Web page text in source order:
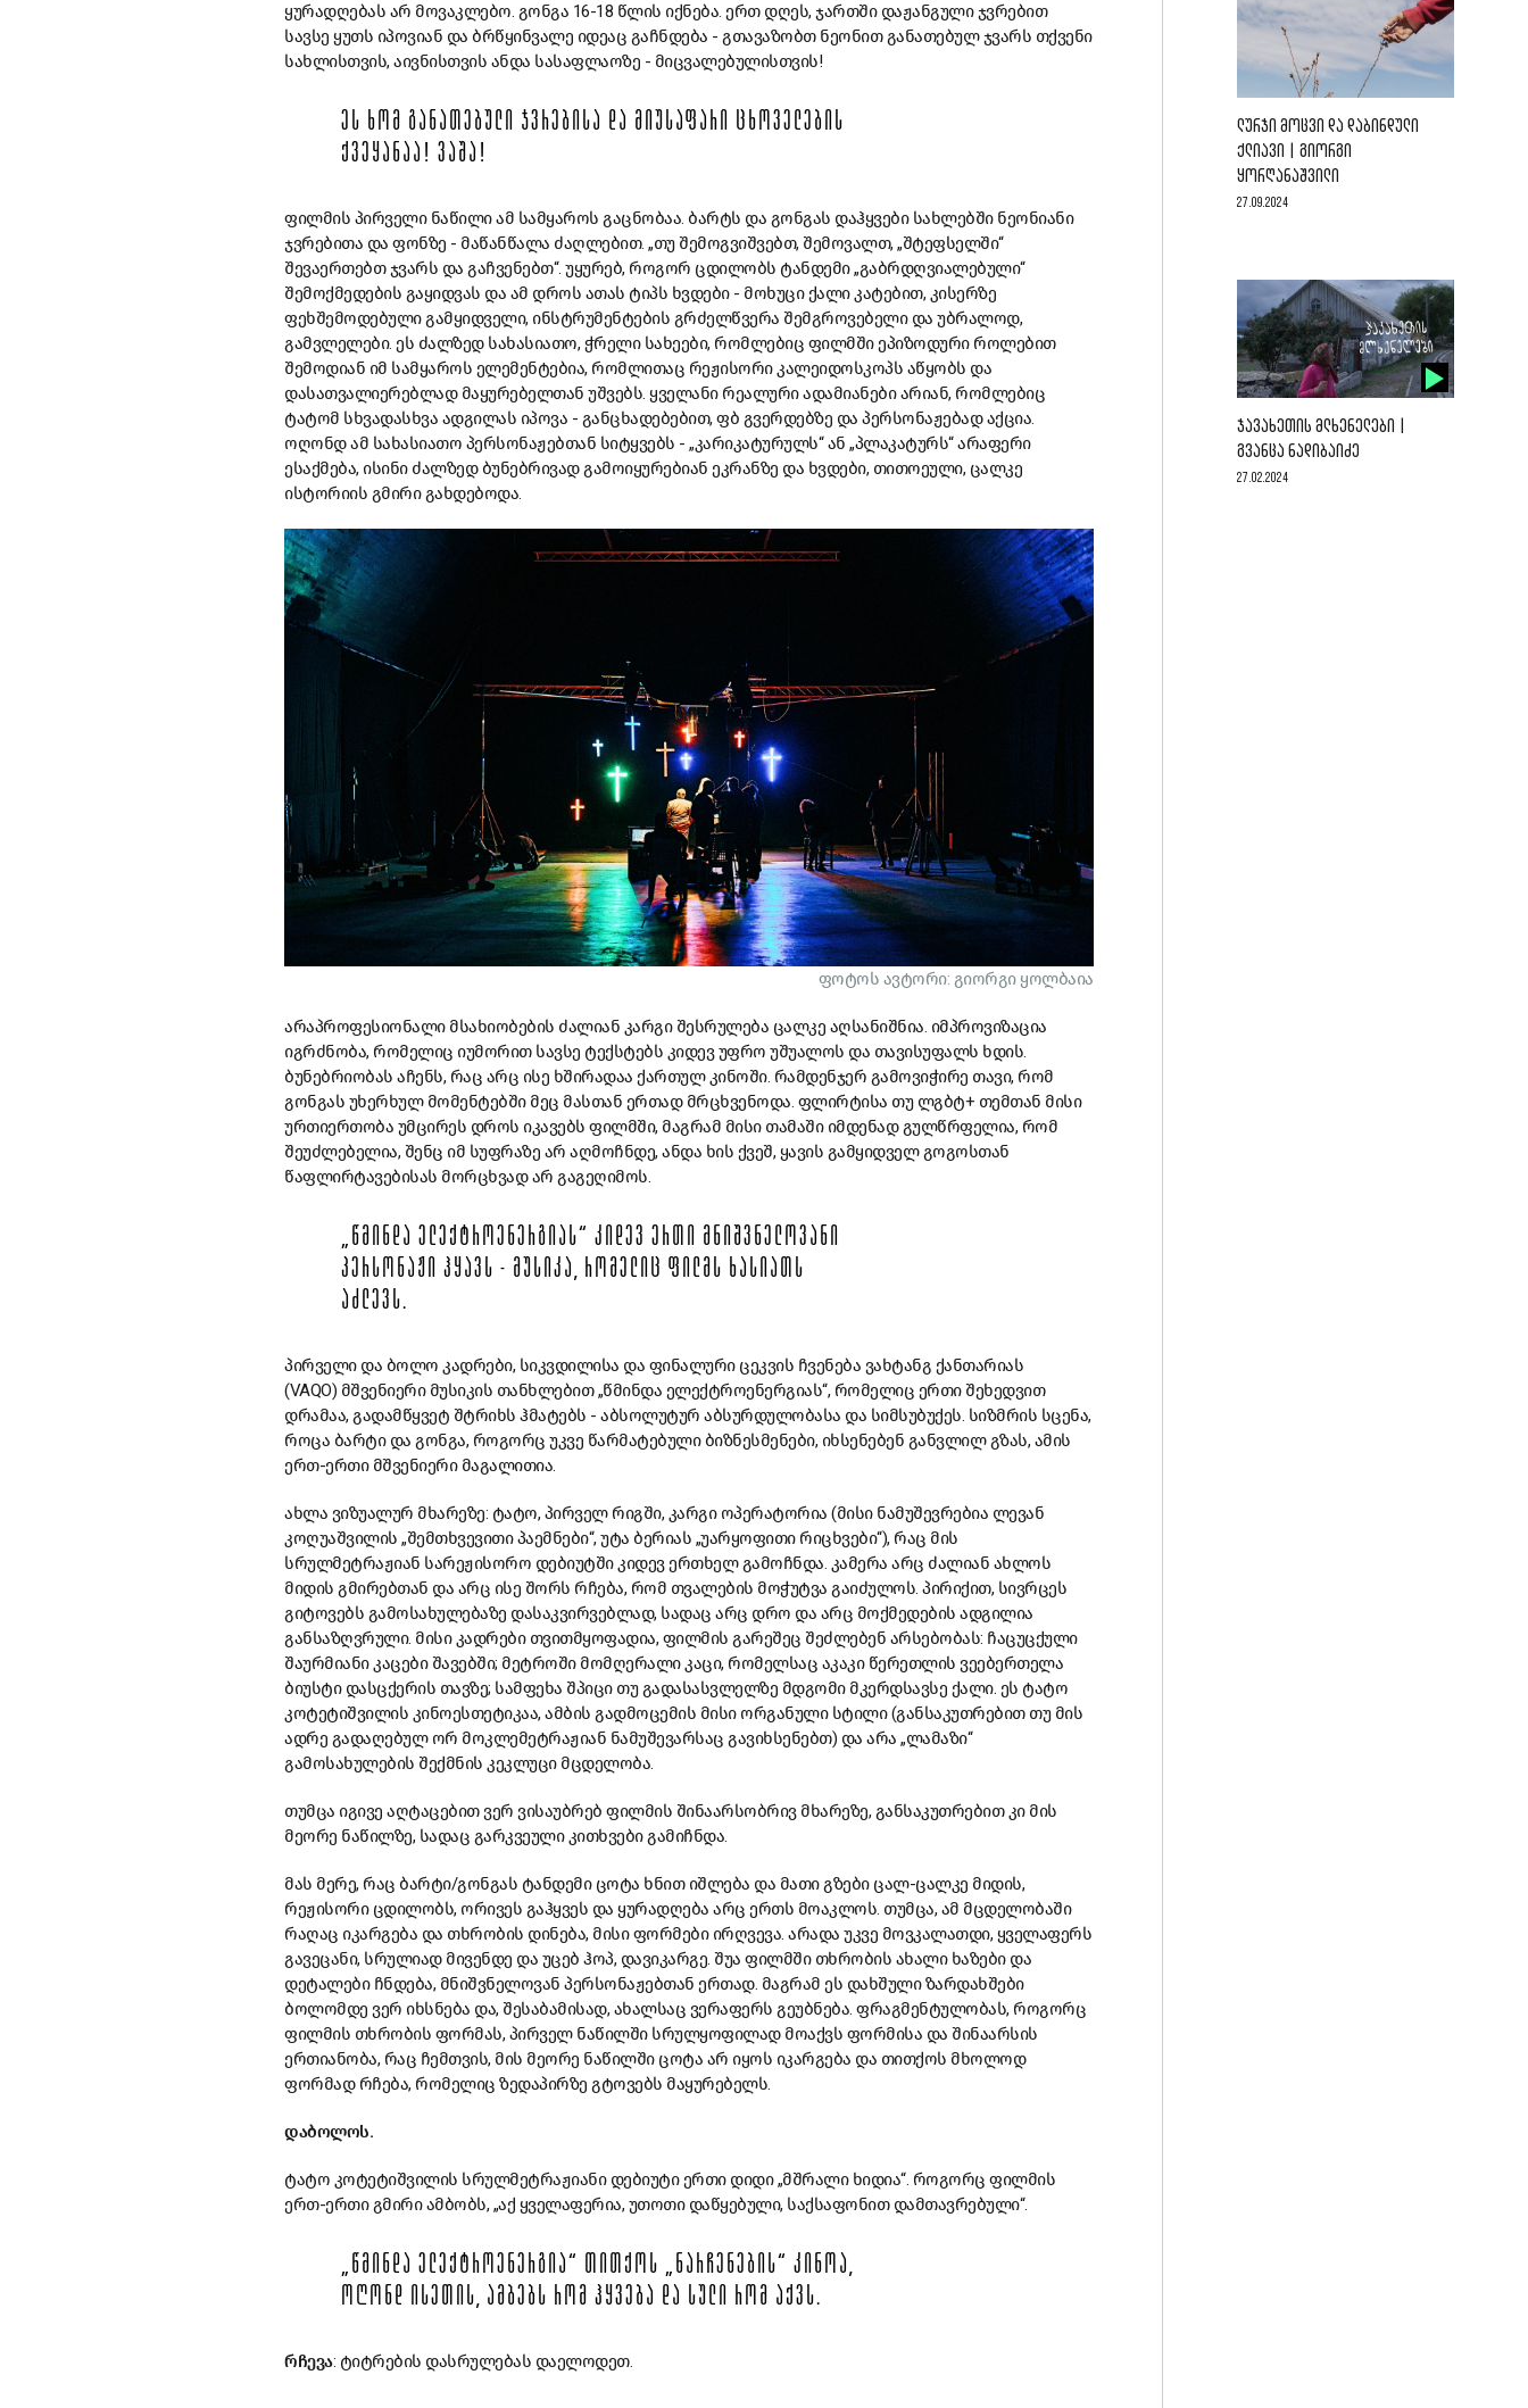
ყურადღებას არ მოვაკლებო. გონგა 16-18 წლის იქნება. ერთ დღეს, ჯართში დაჟანგული ჯვრებით
სავსე ყუთს იპოვიან და ბრწყინვალე იდეაც გაჩნდება - გთავაზობთ ნეონით განათებულ ჯვარს თქვენი
სახლისთვის, აივნისთვის ანდა სასაფლაოზე - მიცვალებულისთვის!
ᲔᲡ ᲮᲝᲛ ᲒᲐᲜᲐᲗᲔᲑᲣᲚᲘ ᲯᲕᲠᲔᲑᲘᲡᲐ ᲓᲐ ᲛᲘᲣᲡᲐᲤᲐᲠᲘ ᲪᲮᲝᲕᲔᲚᲔᲑᲘᲡ
ᲥᲕᲔᲧᲐᲜᲐᲐ ! ᲕᲐᲨᲐ !
ფილმის პირველი ნაწილიამ სამყაროს გაცნობაა. ბარტს და გონგას დაჰყვები სახლებში ნეონიანი
ჯვრებითა და ფონზე - მაწანწალა ძაღლებით. „თუშემოგვიშვებთ, შემოვალთ, „შტეფსელში“
შევაერთებთ ჯვარს და გაჩვენებთ“. უყურებ, როგორ ცდილობს ტანდემი„გაბრდღვიალებული“
შემოქმედების გაყიდვას და ამ დროს ათას ტიპს ხვდები- მოხუცი ქალიკატებით, კისერზე
ფეხშემოდებულიგამყიდველი, ინსტრუმენტების გრძელწვერა შემგროვებელი და უბრალოდ,
გამვლელები. ეს ძალზედ სახასიათო, ჭრელი სახეები, რომლებიც ფილმშიეპიზოდური როლებით
შემოდიან იმ სამყაროს ელემენტებია, რომლითაც რეჟისორიკალეიდოსკოპს აწყობს და
დასათვალიერებლად მაყურებელთან უშვებს. ყველანი რეალურიადამიანები არიან, რომლებიც
ტატომ სხვადასხვა ადგილას იპოვა - განცხადებებით, ფბ გვერდებზე და პერსონაჟებად აქცია.
ოღონდამ სახასიათო პერსონაჟებთან სიტყვებს - „კარიკატურულს“ან „პლაკატურს“არაფერი
ესაქმება, ისინი ძალზედ ბუნებრივადგამოიყურებიან ეკრანზე და ხვდები, თითოეული, ცალკე
ისტორიის გმირი გახდებოდა.
ფოტოს ავტორი: გიორგი ყოლბაია
არაპროფესიონალი მსახიობების ძალიან კარგი შესრულება ცალკე აღსანიშნია. იმპროვიზაცია
იგრძნობა, რომელიც იუმორით სავსე ტექსტებს კიდევ უფრო უშუალოს და თავისუფალს ხდის.
ბუნებრიობას აჩენს, რაც არც ისე ხშირადაა ქართულ კინოში. რამდენჯერ გამოვიჭირე თავი, რომ
გონგას უხერხულ მომენტებში მეც მასთან ერთად მრცხვენოდა. ფლირტისა თუ ლგბტ+ თემთან მისი
ურთიერთობა უმცირეს დროს იკავებს ფილმში, მაგრამ მისი თამაში იმდენად გულწრფელია, რომ
შეუძლებელია, შენც იმ სუფრაზე არ აღმოჩნდე, ანდა ხის ქვეშ, ყავის გამყიდველ გოგოსთან
წაფლირტავებისას მორცხვად არ გაგეღიმოს.
„ᲬᲛᲘᲜᲓᲐ ᲔᲚᲔᲥᲢᲠᲝᲔᲜᲔᲠᲒᲘᲐᲡ“ ᲙᲘᲓᲔᲕ ᲔᲠᲗᲘ ᲛᲜᲘᲨᲕᲜᲔᲚᲝᲕᲐᲜᲘ
ᲞᲔᲠᲡᲝᲜᲐᲟᲘ ᲰᲧᲐᲕᲡ - ᲛᲣᲡᲘᲙᲐ, ᲠᲝᲛᲔᲚᲘᲪ ᲤᲘᲚᲛᲡ ᲮᲐᲡᲘᲐᲗᲡ
ᲐᲫᲚᲔᲕᲡ.
პირველი და ბოლო კადრები, სიკვდილისა და ფინალური ცეკვის ჩვენება ვახტანგ ქანთარიას
(VAQO) მშვენიერი მუსიკის თანხლებით„წმინდა ელექტროენერგიას“, რომელიც ერთიშეხედვით
დრამაა, გადამწყვეტ შტრიხს ჰმატებს - აბსოლუტურ აბსურდულობასა და სიმსუბუქეს. სიზმრის სცენა,
როცა ბარტი და გონგა, როგორც უკვე წარმატებული ბიზნესმენები, იხსენებენ განვლილ გზას, ამის
ერთ-ერთი მშვენიერი მაგალითია.
ახლა ვიზუალურ მხარეზე: ტატო, პირველ რიგში, კარგი ოპერატორია (მისი ნამუშევრებია ლევან
კოღუაშვილის „შემთხვევითი პაემნები“, უტა ბერიას „უარყოფითი რიცხვები“), რაც მის
სრულმეტრაჟიან სარეჟისორო დებიუტშიკიდევერთხელ გამოჩნდა. კამერა არც ძალიან ახლოს
მიდის გმირებთან და არც ისე შორს რჩება, რომ თვალების მოჭუტვა გაიძულოს. პირიქით, სივრცეს
გიტოვებს გამოსახულებაზე დასაკვირვებლად, სადაც არც დრო და არც მოქმედების ადგილია
განსაზღვრული. მისი კადრები თვითმყოფადია, ფილმის გარეშეც შეძლებენ არსებობას: ჩაცუცქული
შაურმიანიკაცები შავებში; მეტროში მომღერალიკაცი, რომელსაც აკაკი წერეთლის ვეებერთელა
ბიუსტი დასცქერის თავზე; სამფეხა შპიცი თუ გადასასვლელზე მდგომი მკერდსავსე ქალი. ეს ტატო
კოტეტიშვილის კინოესთეტიკაა, ამბის გადმოცემის მისი ორგანული სტილი(განსაკუთრებით თუ მის
ადრე გადაღებულ ორ მოკლემეტრაჟიან ნამუშევარსაც გავიხსენებთ) და არა „ლამაზი“
გამოსახულების შექმნის კეკლუცი მცდელობა.
თუმცა იგივე აღტაცებითვერ ვისაუბრებ ფილმის შინაარსობრივ მხარეზე, განსაკუთრებით კი მის
მეორე ნაწილზე, სადაც გარკვეული კითხვებიგამიჩნდა.
მას მერე, რაც ბარტი/გონგას ტანდემი ცოტა ხნით იშლება და მათიგზები ცალ-ცალკე მიდის,
რეჟისორი ცდილობს, ორივეს გაჰყვეს და ყურადღება არც ერთს მოაკლოს. თუმცა, ამ მცდელობაში
რაღაც იკარგება და თხრობის დინება, მისი ფორმები ირღვევა. არადა უკვე მოვკალათდი, ყველაფერს
გავეცანი, სრულიად მივენდე და უცებ ჰოპ, დავიკარგე. შუა ფილმში თხრობის ახალი ხაზები და
დეტალები ჩნდება, მნიშვნელოვან პერსონაჟებთან ერთად. მაგრამ ეს დახშული ზარდახშები
ბოლომდე ვერ იხსნება და, შესაბამისად, ახალსაც ვერაფერს გეუბნება. ფრაგმენტულობას, როგორც
ფილმის თხრობის ფორმას, პირველ ნაწილში სრულყოფილად მოაქვს ფორმისა და შინაარსის
ერთიანობა, რაც ჩემთვის, მის მეორე ნაწილში ცოტა არ იყოს იკარგება და თითქოს მხოლოდ
ფორმად რჩება, რომელიც ზედაპირზე გტოვებს მაყურებელს.
დაბოლოს.
ტატო კოტეტიშვილის სრულმეტრაჟიანი დებიუტი ერთი დიდი„მშრალი ხიდია“. როგორც ფილმის
ერთ-ერთი გმირი ამბობს, „აქ ყველაფერია, უთოთი დაწყებული, საქსაფონით დამთავრებული“.
„ᲬᲛᲘᲜᲓᲐ ᲔᲚᲔᲥᲢᲠᲝᲔᲜᲔᲠᲒᲘᲐ“ ᲗᲘᲗᲥᲝᲡ „ᲜᲐᲠᲩᲔᲜᲔᲑᲘᲡ“ ᲙᲘᲜᲝᲐ,
ᲝᲦᲝᲜᲓ ᲘᲡᲔᲗᲘᲡ, ᲐᲛᲑᲔᲑᲡ ᲠᲝᲛ ᲰᲧᲕᲔᲑᲐ ᲓᲐ ᲡᲣᲚᲘ ᲠᲝᲛ ᲐᲥᲕᲡ.
რჩევა: ტიტრების დასრულებას დაელოდეთ.
ᲚᲣᲠᲯᲘ ᲛᲝᲪᲕᲘ ᲓᲐ ᲓᲐᲑᲘᲜᲓᲣᲚᲘ
ᲥᲚᲘᲐᲕᲘ | ᲒᲘᲝᲠᲒᲘ
ᲧᲝᲠᲦᲐᲜᲐᲨᲕᲘᲚᲘ
27.09.2024
ᲯᲐᲕᲐᲮᲔᲗᲘᲡ ᲛᲚᲮᲔᲜᲔᲚᲔᲑᲘ |
ᲒᲕᲐᲜᲪᲐ ᲜᲐᲓᲘᲑᲐᲘᲫᲔ
27.02.2024